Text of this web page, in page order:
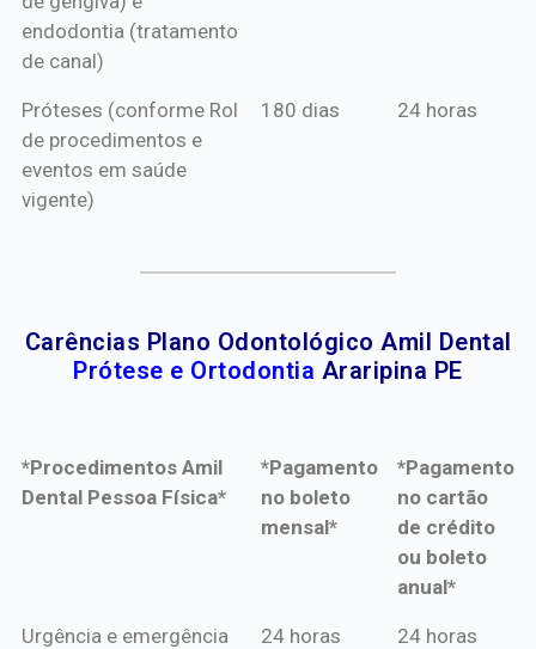
endodontia (tratamento
de canal)
Próteses (conforme Rol
de procedimentos e
eventos em saúde
vigente)
180 dias 24 horas
Carências Plano Odontológico Amil Dental
Prótese e Ortodontia Araripina PE
*Procedimentos Amil
Dental Pessoa Física*
*Pagamento
no boleto
mensal*
*Pagamento
no cartão
de crédito
ou boleto
anual*
*Procedimentos Amil
*Pagamento
*Pagamento
Urgência e emergência 24 horas 24 horas